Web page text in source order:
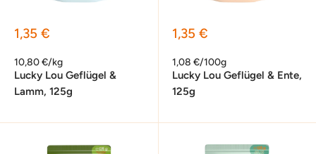
Sonderpreis
1,35 €
10,80 €/kg
Lucky Lou Geflügel &
Lamm, 125g
Sonderpreis
1,35 €
1,08 €/100g
Lucky Lou Geflügel & Ente,
125g